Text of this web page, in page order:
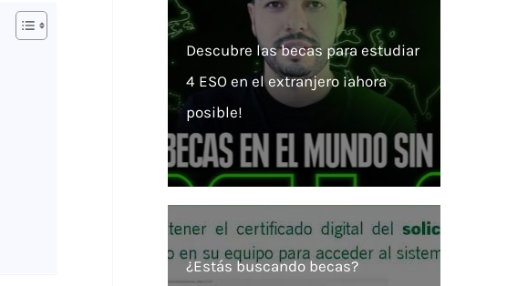
Descubre las becas para estudiar
4 ESO en el extranjero ¡ahora
posible!
¿Estás buscando becas?